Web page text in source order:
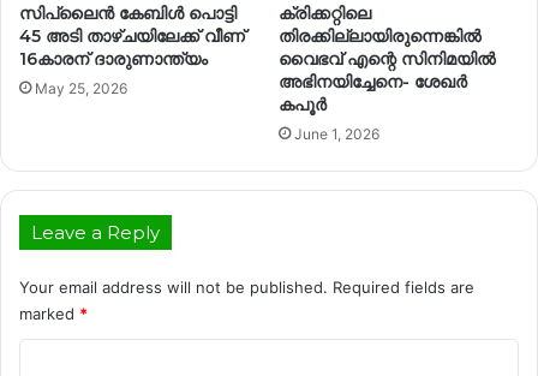
സിപ്‌ലൈൻ കേബിൾ പൊട്ടി
45 അടി താഴ്ചയിലേക്ക് വീണ്
16കാരന് ദാരുണാന്ത്യം
May 25, 2026
ക്രിക്കറ്റിലെ
തിരക്കില്ലായിരുന്നെങ്കിൽ
വൈഭവ് എന്റെ സിനിമയിൽ
അഭിനയിച്ചേനെ- ശേഖർ
കപൂർ
June 1, 2026
Leave a Reply
Your email address will not be published. Required fields are
marked *